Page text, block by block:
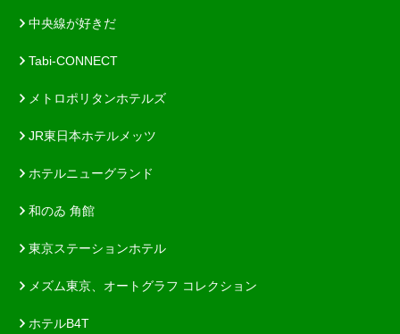
中央線が好きだ
Tabi-CONNECT
メトロポリタンホテルズ
JR東日本ホテルメッツ
ホテルニューグランド
和のゐ 角館
東京ステーションホテル
メズム東京、オートグラフ コレクション
ホテルB4T